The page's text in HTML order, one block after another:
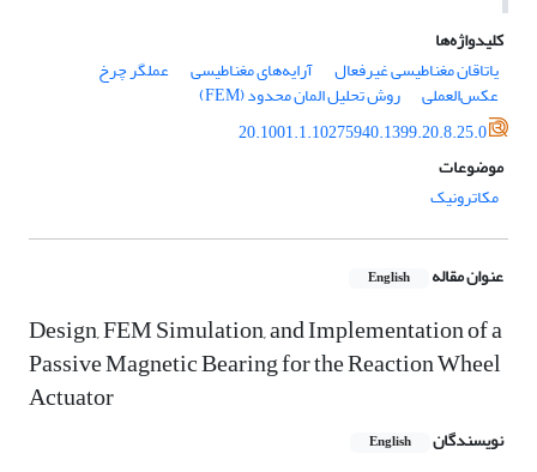
کلیدواژه‌ها
یاتاقان مغناطیسی غیرفعال
آرایه‌های مغناطیسی عملگر چرخ
عکس‌العملی
روش تحلیل المان محدود (FEM)
20.1001.1.10275940.1399.20.8.25.0
موضوعات
مکاترونیک
عنوان مقاله English
Design, FEM Simulation, and Implementation of a
Passive Magnetic Bearing for the Reaction Wheel
Actuator
نویسندگان English